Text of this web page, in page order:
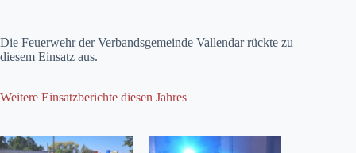
Die Feuerwehr der Verbandsgemeinde Vallendar rückte zu
diesem Einsatz aus.
Weitere Einsatzberichte diesen Jahres